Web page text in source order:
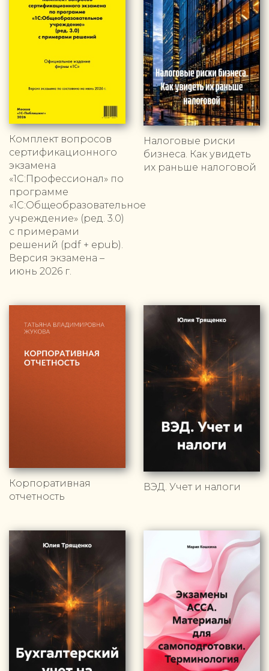
Комплект вопросов
сертификационного
экзамена
«1С:Профессионал» по
программе
«1С:Общеобразовательное
учреждение» (ред. 3.0)
с примерами
решений (pdf + epub).
Версия экзамена –
июнь 2026 г.
Налоговые риски
бизнеса. Как увидеть
их раньше налоговой
Корпоративная
отчетность
ВЭД. Учет и налоги